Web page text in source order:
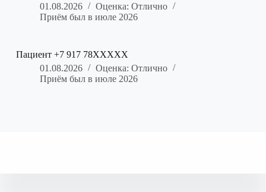
01.08.2026
Оценка: Отлично
Приём был в июле 2026
Пациент +7 917 78XXXXX
01.08.2026
Оценка: Отлично
Приём был в июле 2026